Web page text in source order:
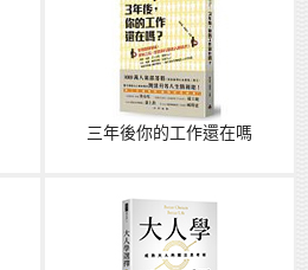
三年後你的工作還在嗎